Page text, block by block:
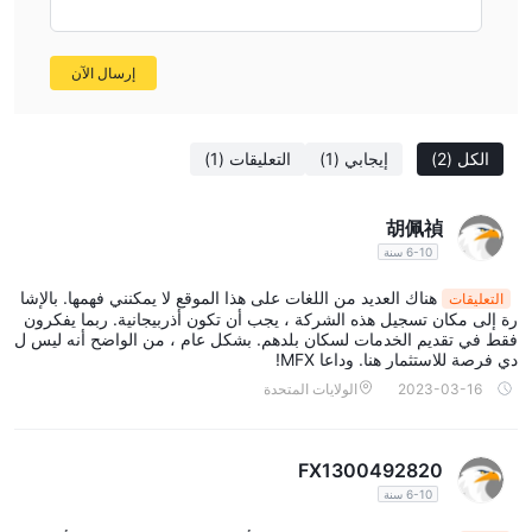
MFX-Trading يقدم مجموعة واسعة من الخدمات المالية التي تهدف إلى
خدمات الوساطة: تفويض عمليات شراء وبيع الأدوات المالية بما في ذلك
السندات والأسهم والأوراق المالية الأخرى نيابة عن العملاء.
والحكومات في جمع الأموال من خلال عروض السوق.
MFX-Trading يقدم تحليلًا ونصائح محددة بشأن فرص الاستثمار. يقدمون
خدمات بحث الاستثمار والاستشارات لدعم العملاء.
أيضًا، يقدم MFX-Trading مراقبة محافظ الاستثمار للعملاء. يساعد تحمل
المخاطر الخاصة بهم وأهدافهم المالية في إدارة المحافظ.
إدارة المعاملات الأخيرة وضمان النقل السلس للأوراق المالية والأموال
للعملاء توزيع أموالهم على عدة أصول وإدارة المخاطر بشكل صحيح.
الكل (2) إيجابي (1) التعليقات (1)
胡佩禎
6-10 سنة
التعليقات
هناك العديد من اللغات على هذا الموقع لا يمكنني فهمها. بالإشا
رة إلى مكان تسجيل هذه الشركة ، يجب أن تكون أذربيجانية. ربما يفكرون
فقط في تقديم الخدمات لسكان بلدهم. بشكل عام ، من الواضح أنه ليس ل
دي فرصة للاستثمار هنا. وداعا MFX!
2023-03-16 الولايات المتحدة
FX1300492820
6-10 سنة
إرسال الآن